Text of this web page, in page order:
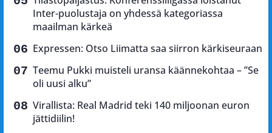
Inter-puolustaja on yhdessä kategoriassa
maailman kärkeä
Expressen: Otso Liimatta saa siirron kärkiseuraan
Teemu Pukki muisteli uransa käännekohtaa – ”Se
oli uusi alku”
Virallista: Real Madrid teki 140 miljoonan euron
jättidiilin!